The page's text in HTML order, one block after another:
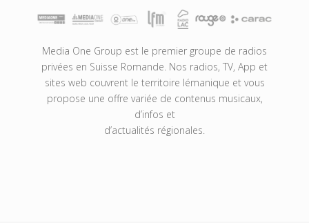
Media One Group est le premier groupe de radios
privées en Suisse Romande. Nos radios, TV, App et
sites web couvrent le territoire lémanique et vous
propose une offre variée de contenus musicaux,
d’infos et
d’actualités régionales.